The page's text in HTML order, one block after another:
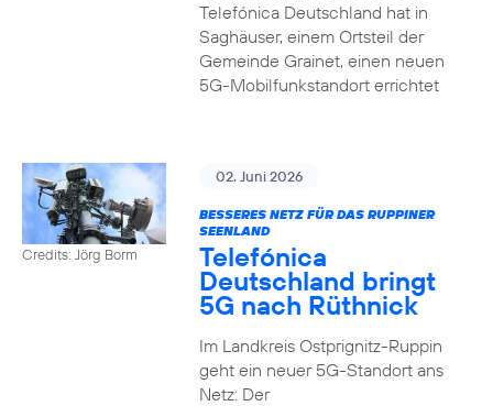
Telefónica Deutschland hat in
Saghäuser, einem Ortsteil der
Gemeinde Grainet, einen neuen
5G-Mobilfunkstandort errichtet
Credits: Jörg Borm
02. Juni 2026
BESSERES NETZ FÜR DAS RUPPINER
SEENLAND
Telefónica
Deutschland bringt
5G nach Rüthnick
Im Landkreis Ostprignitz-Ruppin
geht ein neuer 5G-Standort ans
Netz: Der